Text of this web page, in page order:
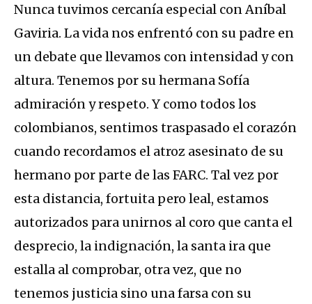
Nunca tuvimos cercanía especial con Aníbal
Gaviria. La vida nos enfrentó con su padre en
un debate que llevamos con intensidad y con
altura. Tenemos por su hermana Sofía
admiración y respeto. Y como todos los
colombianos, sentimos traspasado el corazón
cuando recordamos el atroz asesinato de su
hermano por parte de las FARC. Tal vez por
esta distancia, fortuita pero leal, estamos
autorizados para unirnos al coro que canta el
desprecio, la indignación, la santa ira que
estalla al comprobar, otra vez, que no
tenemos justicia sino una farsa con su